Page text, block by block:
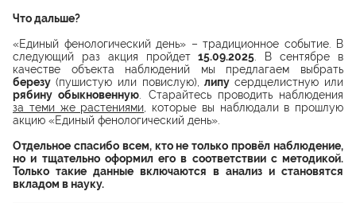
Что дальше?
«Единый фенологический день» – традиционное событие. В
следующий раз акция пройдет15.09.2025 . В сентябре в
качестве объекта наблюдений мы предлагаем выбрать
березу (пушистую или повислую),липусердцелистную или
рябину обыкновенную . Старайтесь проводить наблюдения
за теми же растениями , которые вы наблюдали в прошлую
акцию «Единый фенологический день».
Отдельное спасибо всем, кто не только провёл наблюдение,
но и тщательно оформил его в соответствии с методикой.
Только такие данные включаются в анализ и становятся
вкладом в науку.